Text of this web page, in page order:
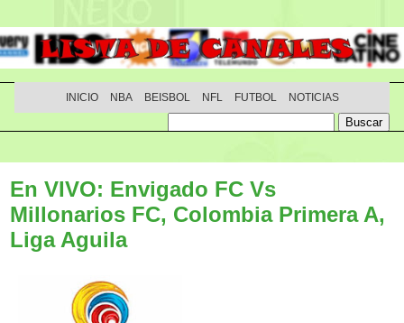
INICIO NBA BEISBOL NFL FUTBOL NOTICIAS
En VIVO: Envigado FC Vs
Millonarios FC, Colombia Primera A,
Liga Aguila